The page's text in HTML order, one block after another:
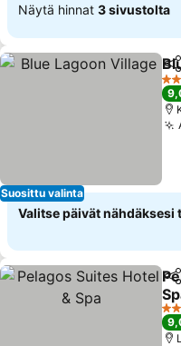
Näytä hinnat 3 sivustolta
Suosittu valinta
5
Valitse päivät nähdäksesi
5